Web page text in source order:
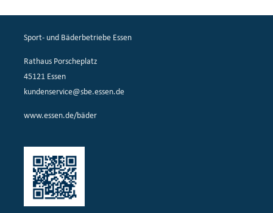
Sport- und Bäderbetriebe Essen
Rathaus Porscheplatz
45121 Essen
kundenservice@sbe.essen.de
www.essen.de/bäder